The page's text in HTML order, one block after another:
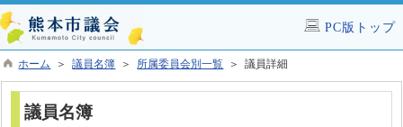
PC版トップ
ホーム ＞議員名簿 ＞ 所属委員会別一覧 ＞ 議員詳細
議員名簿